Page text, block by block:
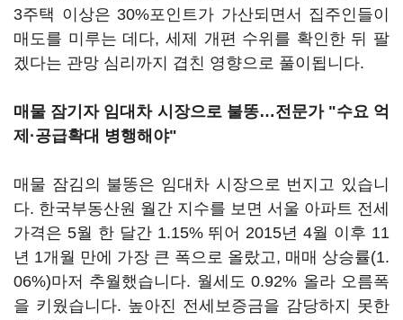
3주택 이상은 30%포인트가 가산되면서 집주인들이
매도를 미루는 데다, 세제 개편 수위를 확인한 뒤 팔
겠다는 관망 심리까지 겹친 영향으로 풀이됩니다.
매물 잠기자 임대차 시장으로 불똥…전문가 "수요 억
제·공급확대 병행해야"
매물 잠김의 불똥은 임대차 시장으로 번지고 있습니
다. 한국부동산원 월간 지수를 보면 서울 아파트 전세
가격은 5월 한 달간 1.15% 뛰어 2015년 4월 이후 11
년 1개월 만에 가장 큰 폭으로 올랐고, 매매 상승률(1.
06%)마저 추월했습니다. 월세도 0.92% 올라 오름폭
을 키웠습니다. 높아진 전세보증금을 감당하지 못한